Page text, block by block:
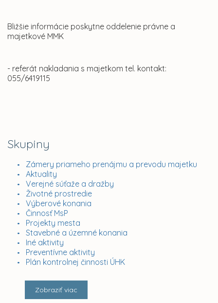
Skupiny
Zámery priameho prenájmu a prevodu majetku
Aktuality
Verejné súťaže a dražby
Životné prostredie
Výberové konania
Činnosť MsP
Projekty mesta
Stavebné a územné konania
Iné aktivity
Preventívne aktivity
Plán kontrolnej činnosti ÚHK
Zobraziť viac
Bližšie informácie poskytne oddelenie právne a
majetkové MMK
- referát nakladania s majetkom tel. kontakt:
055/6419115